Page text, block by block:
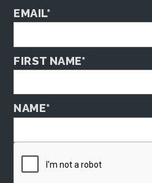
EMAIL*
FIRST NAME*
NAME*